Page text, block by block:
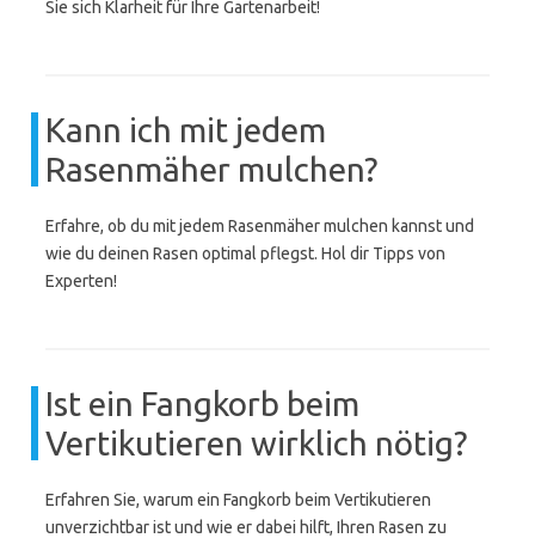
Sie sich Klarheit für Ihre Gartenarbeit!
Kann ich mit jedem
Rasenmäher mulchen?
Erfahre, ob du mit jedem Rasenmäher mulchen kannst und
wie du deinen Rasen optimal pflegst. Hol dir Tipps von
Experten!
Ist ein Fangkorb beim
Vertikutieren wirklich nötig?
Erfahren Sie, warum ein Fangkorb beim Vertikutieren
unverzichtbar ist und wie er dabei hilft, Ihren Rasen zu